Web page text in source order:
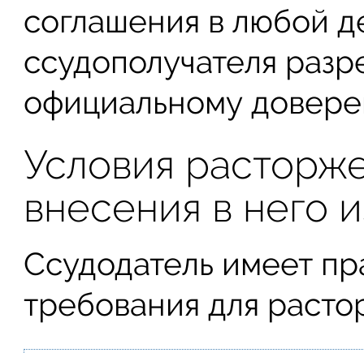
соглашения в любой
ссудополучателя
официальному
Условия
внесения в него
Ссудодатель имеет
требования для